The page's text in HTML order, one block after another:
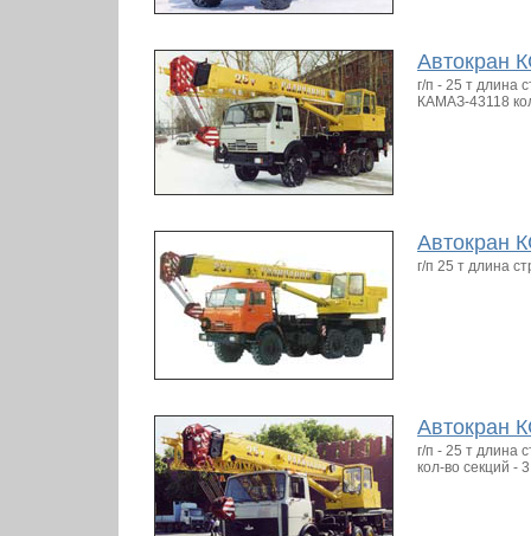
Автокран
г/п - 25 т длина
КАМАЗ-43118
Автокран
г/п 25 т длина
Автокран
г/п - 25 т длина
кол-во секций - 3